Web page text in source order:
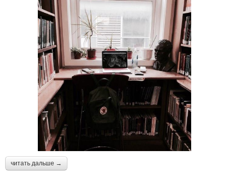
читать дальше →